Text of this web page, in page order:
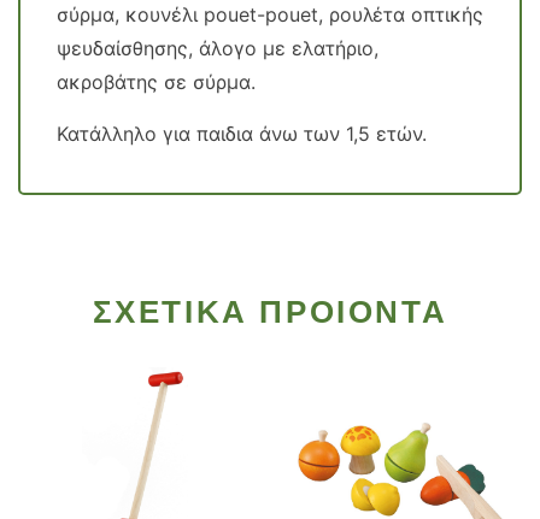
σύρμα, κουνέλι pouet-pouet, ρουλέτα οπτικής
ψευδαίσθησης, άλογο με ελατήριο,
ακροβάτης σε σύρμα.
Κατάλληλο για παιδια άνω των 1,5 ετών.
ΣΧΕΤΙΚΑ ΠΡΟΙΟΝΤΑ